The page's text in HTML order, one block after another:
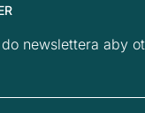
newslettera aby